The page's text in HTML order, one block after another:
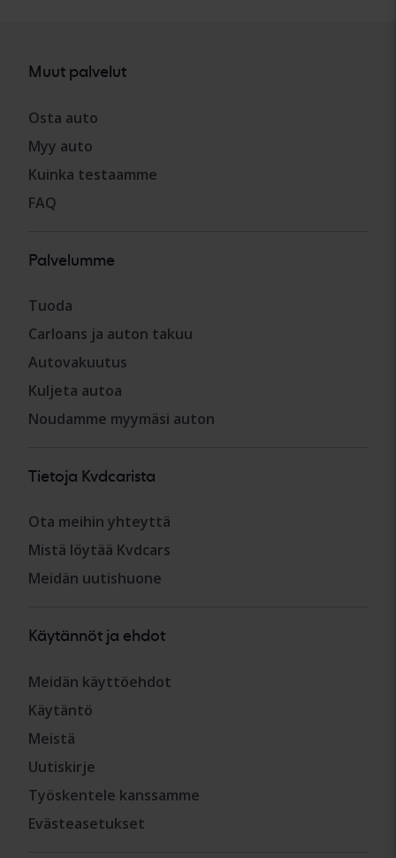
Muut palvelut
Osta auto
Myy auto
Kuinka testaamme
FAQ
Palvelumme
Tuoda
Carloans ja auton takuu
Autovakuutus
Kuljeta autoa
Noudamme myymäsi auton
Tietoja Kvdcarista
Ota meihin yhteyttä
Mistä löytää Kvdcars
Meidän uutishuone
Käytännöt ja ehdot
Meidän käyttöehdot
Käytäntö
Meistä
Uutiskirje
Työskentele kanssamme
Evästeasetukset